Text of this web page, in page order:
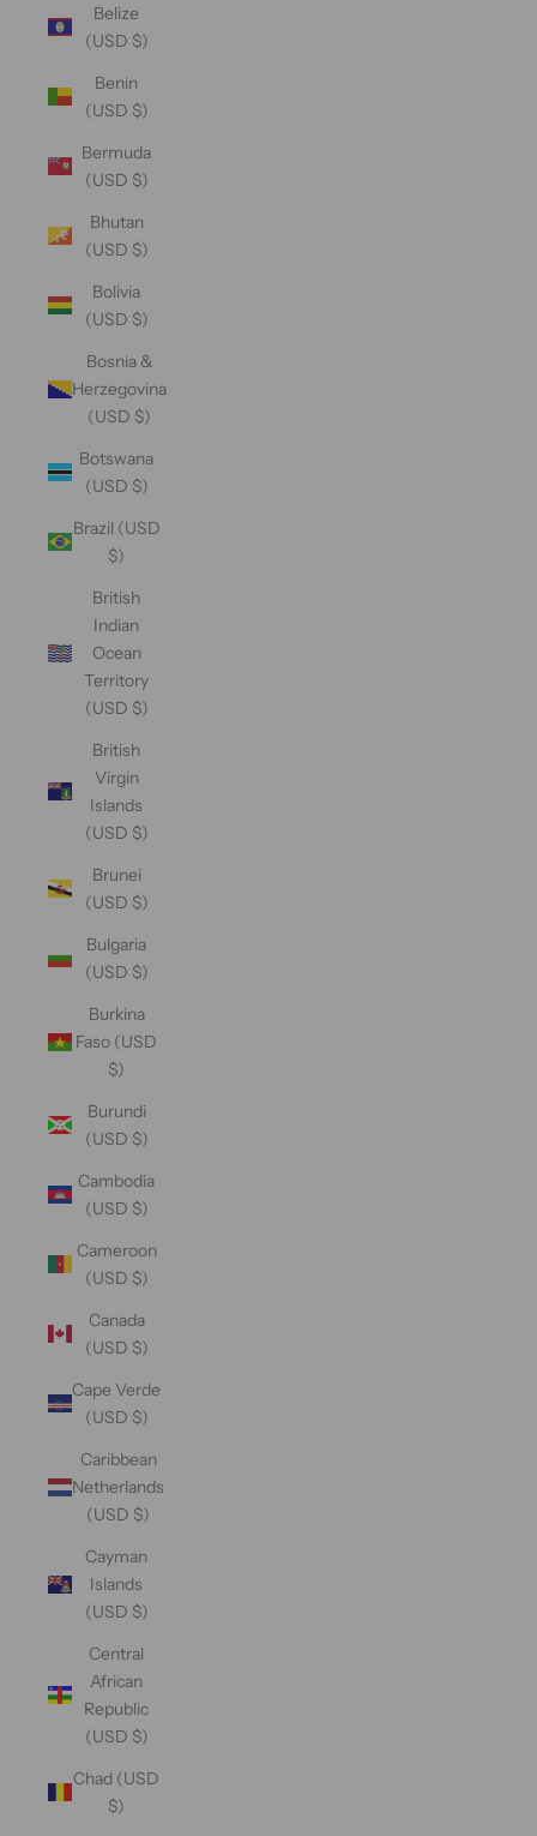
Belize
(USD $)
Benin
(USD $)
Bermuda
(USD $)
Bhutan
(USD $)
Bolivia
(USD $)
Bosnia &
Herzegovina
(USD $)
Botswana
(USD $)
Brazil (USD
$)
British
Indian
Ocean
Territory
(USD $)
British
Virgin
Islands
(USD $)
Brunei
(USD $)
Bulgaria
(USD $)
Burkina
Faso (USD
$)
Burundi
(USD $)
Cambodia
(USD $)
Cameroon
(USD $)
Canada
(USD $)
Cape Verde
(USD $)
Caribbean
Netherlands
(USD $)
Cayman
Islands
(USD $)
Central
African
Republic
(USD $)
Chad (USD
$)